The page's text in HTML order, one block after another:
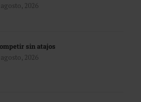
agosto, 2026
sin atajos
agosto, 2026